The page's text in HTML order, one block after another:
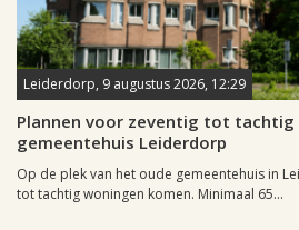
Leiderdorp, 9 augustus 2026, 12:29
Plannen voor zeventig tot tachtig
gemeentehuis Leiderdorp
Op de plek van het oude gemeentehuis in
tot tachtig woningen komen. Minimaal 65...